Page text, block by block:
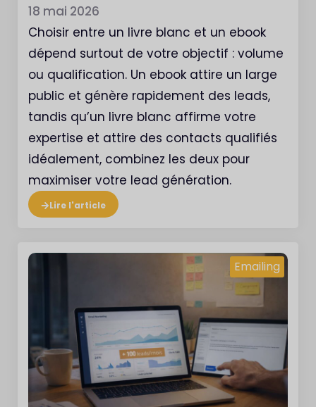
18 mai 2026
Choisir entre un livre blanc et un ebook
dépend surtout de votre objectif : volume
ou qualification. Un ebook attire un large
public et génère rapidement des leads,
tandis qu’un livre blanc affirme votre
expertise et attire des contacts qualifiés
idéalement, combinez les deux pour
maximiser votre lead génération.
Lire l'article
Emailing